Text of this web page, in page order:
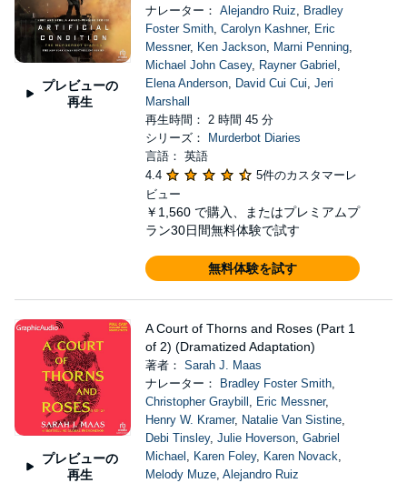
プレビューの
再生
ナレーター： Alejandro Ruiz, Bradley
Foster Smith, Carolyn Kashner, Eric
Messner, Ken Jackson, Marni Penning,
Michael John Casey, Rayner Gabriel ,
Elena Anderson, David Cui Cui, Jeri
Marshall
再生時間： 2 時間 45 分
シリーズ：
Murderbot Diaries
言語： 英語
4.4
5件のカスタマーレ
ビュー
￥1,560 で購入、またはプレミアムプ
ラン30日間無料体験で試す
無料体験を試す
プレビューの
再生
A Court of Thorns and Roses (Part 1
of 2) (Dramatized Adaptation)
著者： Sarah J. Maas
ナレーター：
Bradley Foster Smith,
Christopher Graybill , Eric Messner,
Henry W. Kramer, Natalie Van Sistine,
Debi Tinsley, Julie Hoverson, Gabriel
Michael , Karen Foley, Karen Novack,
Melody Muze, Alejandro Ruiz